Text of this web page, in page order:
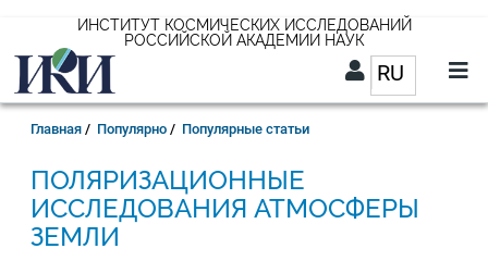
основному
содержанию
ИНСТИТУТ КОСМИЧЕСКИХ ИССЛЕДОВАНИЙ
РОССИЙСКОЙ АКАДЕМИИ НАУК
RUСписок
RU
Строка
навигации
Главная Популярно Популярные статьи
ПОЛЯРИЗАЦИОННЫЕ
ИССЛЕДОВАНИЯ АТМОСФЕРЫ
ЗЕМЛИ